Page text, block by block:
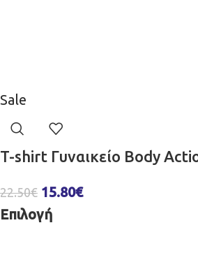
Sale
T-shirt Γυναικείο Body
22.50€ 15.80€
Επιλογή